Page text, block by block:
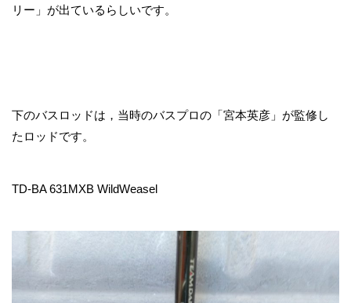
リー」が出ているらしいです。
下のバスロッドは，当時のバスプロの「宮本英彦」が監修し
たロッドです。
TD-BA 631MXB WildWeasel